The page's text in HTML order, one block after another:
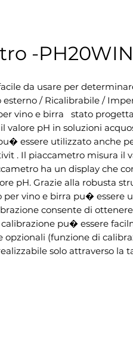
-
da usare per
/ Ricalibrabile /
vino e birra   stato
valore pH in soluzioni
essere utilizzato anche
. Il piaccametro misura il
ha un display che
pH. Grazie alla robusta
per vino e birra pu� essere
consente di
calibrazione pu� essere
opzionali (funzione di
solo attraverso la